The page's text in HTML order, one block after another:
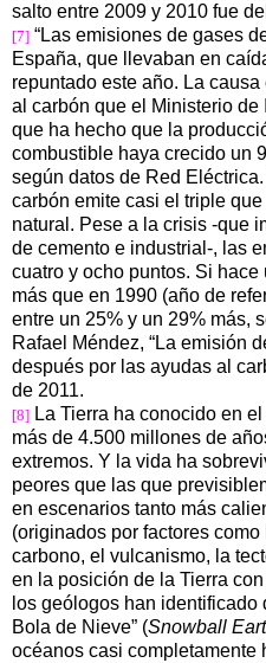
salto entre 2009 y 2010 fue
[7] “Las emisiones de gases
España, que llevaban en
repuntado este año. La
al carbón que el Ministerio
que ha hecho que la
combustible haya crecido un
según datos de Red
carbón emite casi el triple
natural. Pese a la crisis -que
de cemento e industrial-, las
cuatro y ocho puntos. Si
más que en 1990 (año de
entre un 25% y un 29% más,
Rafael Méndez, “La emisión
después por las ayudas al
de 2011.
[8] La Tierra ha conocido en
más de 4.500 millones de
extremos. Y la vida ha
peores que las que
en escenarios tanto más
(originados por factores
carbono, el vulcanismo, la
en la posición de la Tierra
los geólogos han identificado
Bola de Nieve” (Snowball
océanos casi completamente